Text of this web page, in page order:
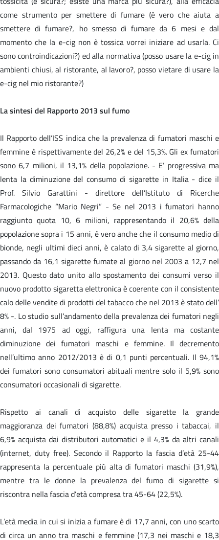
come strumento per smettere di fumare (è vero che aiuta a
smettere di fumare?, ho smesso di fumare da 6 mesi e dal
momento che la e-cig non è tossica vorrei iniziare ad usarla. Ci
sono controindicazioni?) ed alla normativa (posso usare la e-cig in
ambienti chiusi, al ristorante, al lavoro?, posso vietare di usare la
e-cig nel mio ristorante?)
La sintesi del Rapporto 2013 sul fumo
Il Rapporto dell’ISS indica che la prevalenza di fumatori maschi e
femmine è rispettivamente del 26,2% e del 15,3%. Gli ex fumatori
sono 6,7 milioni, il 13,1% della popolazione. - E’ progressiva ma
lenta la diminuzione del consumo di sigarette in Italia - dice il
Prof. Silvio Garattini - direttore dell’Istituto di Ricerche
Farmacologiche “Mario Negri” - Se nel 2013 i fumatori hanno
raggiunto quota 10, 6 milioni, rappresentando il 20,6% della
popolazione sopra i 15 anni, è vero anche che il consumo medio di
bionde, negli ultimi dieci anni, è calato di 3,4 sigarette al giorno,
passando da 16,1 sigarette fumate al giorno nel 2003 a 12,7 nel
2013. Questo dato unito allo spostamento dei consumi verso il
nuovo prodotto sigaretta elettronica è coerente con il consistente
calo delle vendite di prodotti del tabacco che nel 2013 è stato dell’
8% -. Lo studio sull’andamento della prevalenza dei fumatori negli
anni, dal 1975 ad oggi, raffigura una lenta ma costante
diminuzione dei fumatori maschi e femmine. Il decremento
nell’ultimo anno 2012/2013 è di 0,1 punti percentuali. Il 94,1%
dei fumatori sono consumatori abituali mentre solo il 5,9% sono
consumatori occasionali di sigarette.
Rispetto ai canali di acquisto delle sigarette la grande
maggioranza dei fumatori (88,8%) acquista presso i tabaccai, il
6,9% acquista dai distributori automatici e il 4,3% da altri canali
(internet, duty free). Secondo il Rapporto la fascia d’età 25-44
rappresenta la percentuale più alta di fumatori maschi (31,9%),
mentre tra le donne la prevalenza del fumo di sigarette si
riscontra nella fascia d’età compresa tra 45-64 (22,5%).
L’età media in cui si inizia a fumare è di 17,7 anni, con uno scarto
di circa un anno tra maschi e femmine (17,3 nei maschi e 18,3